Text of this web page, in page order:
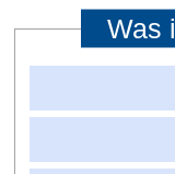
Was